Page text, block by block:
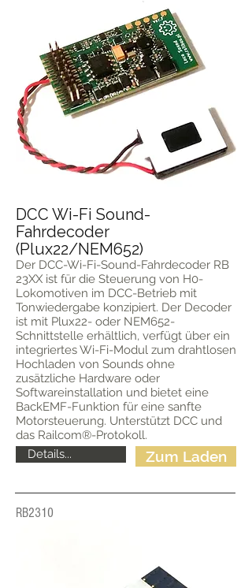
DCC Wi-Fi Sound-
Fahrdecoder
(Plux22/NEM652)
Der DCC-Wi-Fi-Sound-Fahrdecoder RB
23XX ist für die Steuerung von H0-
Lokomotiven im DCC-Betrieb mit
Tonwiedergabe konzipiert. Der Decoder
ist mit Plux22- oder NEM652-
Schnittstelle erhältlich, verfügt über ein
integriertes Wi-Fi-Modul zum drahtlosen
Hochladen von Sounds ohne
zusätzliche Hardware oder
Softwareinstallation und bietet eine
BackEMF-Funktion für eine sanfte
Motorsteuerung. Unterstützt DCC und
das Railcom®-Protokoll.
Details...
Zum Laden
RB2310